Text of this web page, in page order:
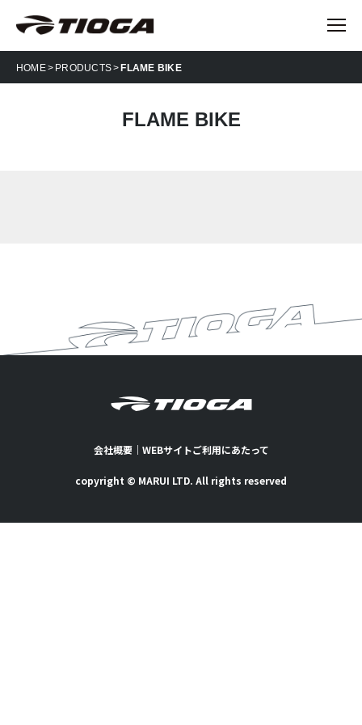
HOME PRODUCTS FLAME BIKE
FLAME BIKE
会社概要｜ WEBサイトご利用にあたって
copyright © MARUI LTD. All rights reserved